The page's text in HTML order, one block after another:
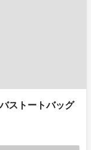
ストートバッグ